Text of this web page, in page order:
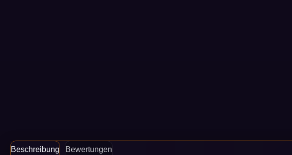
Beschreibung Bewertungen